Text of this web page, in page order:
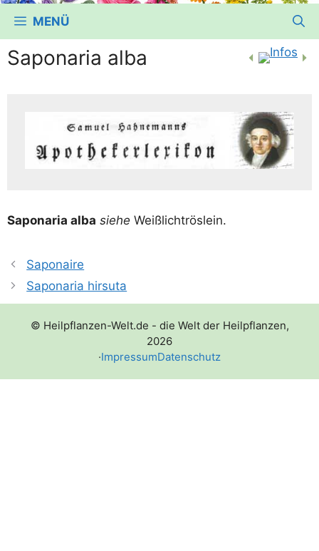
MENÜ
Saponaria alba
Sapo­na­ria alba sie­he Weißlichtröslein.
Saponaire
Saponaria hirsuta
© Heilpflanzen-Welt.de - die Welt der Heilpflanzen,
2026
·ImpressumDatenschutz